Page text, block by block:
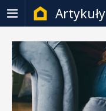
Artykuły